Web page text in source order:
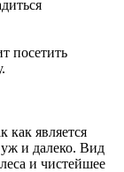
посетить
как является
уж и далеко. Вид
и чистейшее